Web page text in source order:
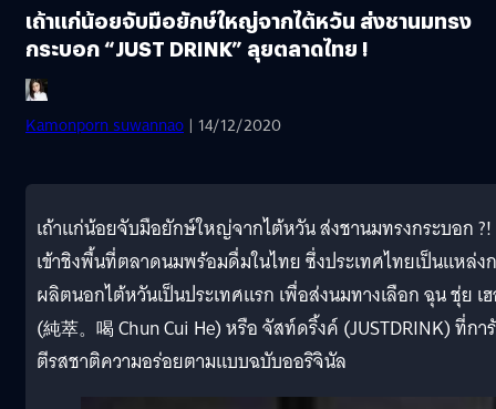
เถ้าแก่น้อยจับมือยักษ์ใหญ่จากไต้หวัน ส่งชานมทรง
กระบอก “JUST DRINK” ลุยตลาดไทย !
Kamonporn suwannao | 14/12/2020
เถ้าแก่น้อยจับมือยักษ์ใหญ่จากไต้หวัน ส่งชานมทรงกระบอก ?!
เข้าชิงพื้นที่ตลาดนมพร้อมดื่มในไทย ซึ่งประเทศไทยเป็นแหล่ง
ผลิตนอกไต้หวันเป็นประเทศแรก เพื่อส่งนมทางเลือก ฉุน ชุ่ย เ
(純萃。喝 Chun Cui He) หรือ จัสท์ดริ้งค์ (JUSTDRINK) ที่กา
ตีรสชาติความอร่อยตามแบบฉบับออริจินัล